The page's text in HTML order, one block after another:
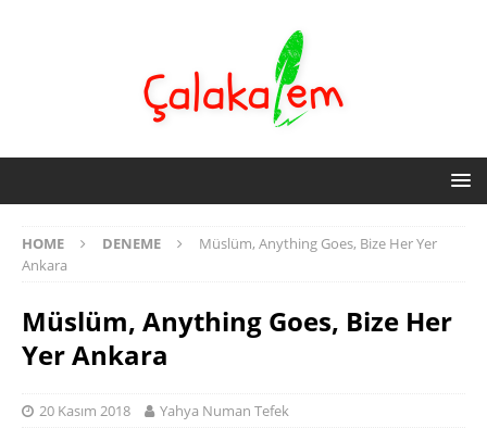
HOME DENEME
Müslüm, Anything Goes, Bize Her Yer
Ankara
Müslüm, Anything Goes, Bize Her
Yer Ankara
20 Kasım 2018 Yahya Numan Tefek